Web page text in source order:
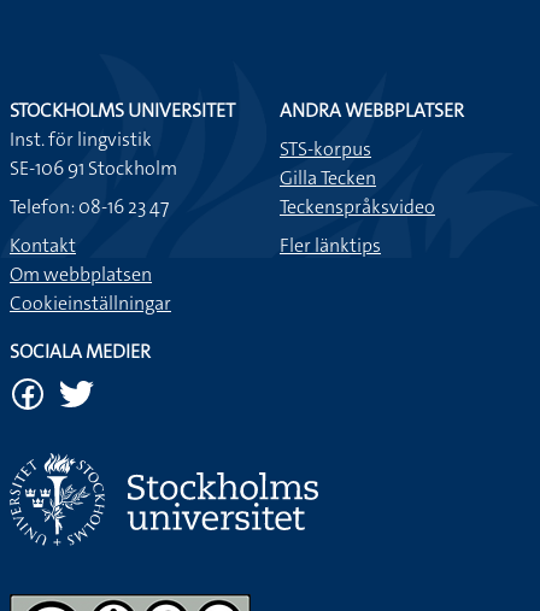
STOCKHOLMS UNIVERSITET
Inst. för lingvistik
SE-106 91 Stockholm
Telefon: 08-16 23 47
Kontakt
Om webbplatsen
Cookieinställningar
ANDRA WEBBPLATSER
STS-korpus
Gilla Tecken
Teckenspråksvideo
Fler länktips
SOCIALA MEDIER